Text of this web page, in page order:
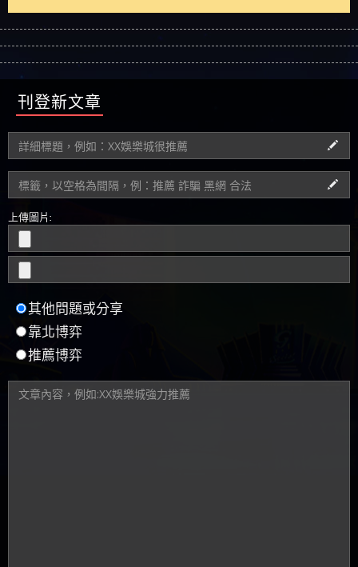
DISS博弈送你發財金 註冊領取！
刊登新文章
上傳圖片:
其他問題或分享
靠北博弈
推薦博弈